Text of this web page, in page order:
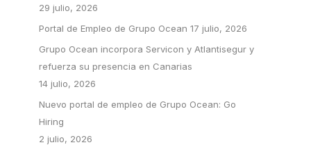
29 julio, 2026
Portal de Empleo de Grupo Ocean 17 julio, 2026
Grupo Ocean incorpora Servicon y Atlantisegur y
refuerza su presencia en Canarias
14 julio, 2026
Nuevo portal de empleo de Grupo Ocean: Go
Hiring
2 julio, 2026